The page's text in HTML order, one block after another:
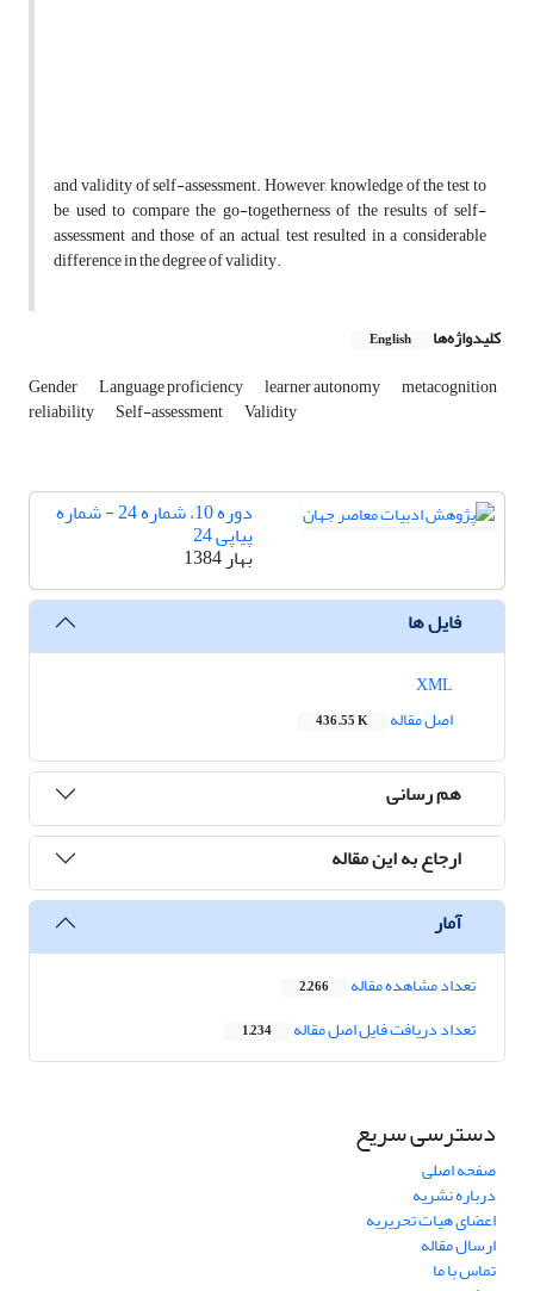
and validity of self-assessment. However, knowledge of the test to
be used to compare the go-togetherness of the results of self-
assessment and those of an actual test resulted in a considerable
difference in the degree of validity.
کلیدواژه‌ها English
Gender Language proficiency learner autonomy metacognition
reliability Self-assessment Validity
دوره 10، شماره 24 - شماره
پیاپی 24
بهار 1384
فایل ها
اصل مقاله
436.55 K
هم رسانی
ارجاع به این مقاله
آمار
تعداد مشاهده مقاله 2,266
تعداد دریافت فایل اصل مقاله 1,234
دسترسی سریع
صفحه اصلی
درباره نشریه
اعضای هیات تحریریه
ارسال مقاله
تماس با ما